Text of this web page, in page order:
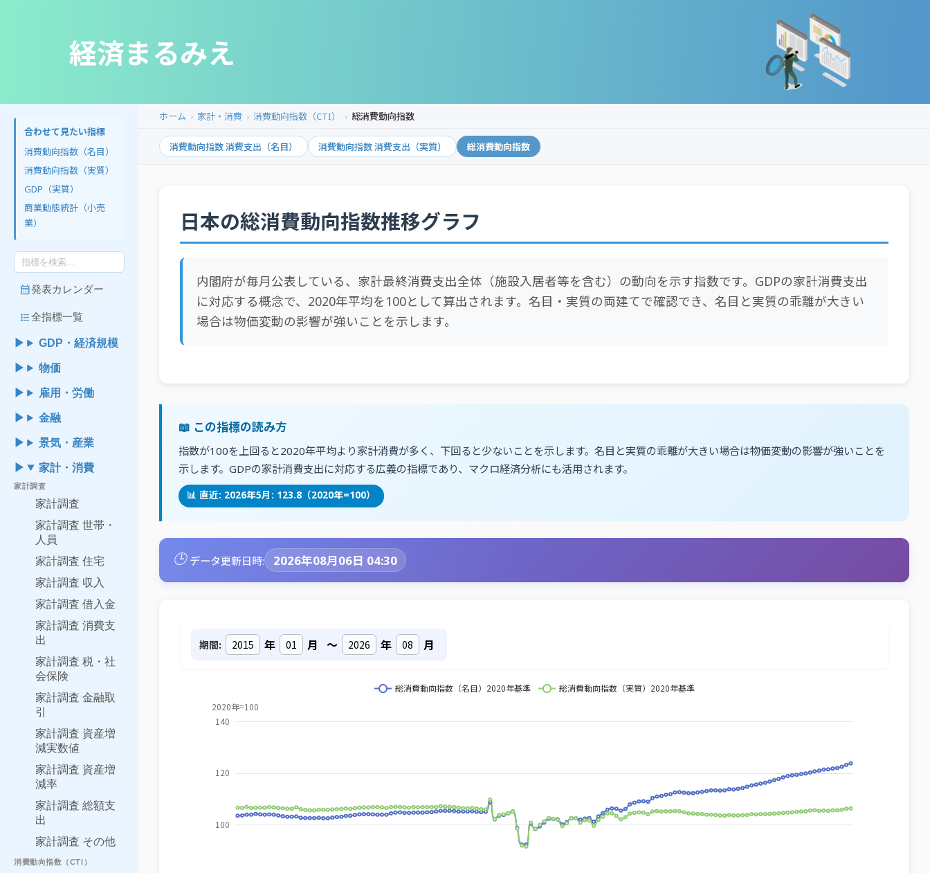
経済まるみえ
合わせて見たい指標
消費動向指数（名目）
消費動向指数（実質）
GDP（実質）
商業動態統計（小売
業）
calendar_month発表カレンダー
format_list_bulleted全指標一覧
GDP・経済規模
物価
雇用・労働
金融
景気・産業
家計・消費
家計調査
家計調査
家計調査 世帯・
人員
家計調査 住宅
家計調査 収入
家計調査 借入金
家計調査 消費支
出
家計調査 税・社
会保険
家計調査 金融取
引
家計調査 資産増
減実数値
家計調査 資産増
減率
家計調査 総額支
出
家計調査 その他
消費動向指数（CTI）
ホーム 家計・消費 消費動向指数（CTI） 総消費動向指数
消費動向指数 消費支出（名目） 消費動向指数 消費支出（実質） 総消費動向指数
日本の総消費動向指数推移グラフ
内閣府が毎月公表している、家計最終消費支出全体（施設入居者等を含む）の動向を示す指数です。GDPの家計消費支出
に対応する概念で、2020年平均を100として算出されます。名目・実質の両建てで確認でき、名目と実質の乖離が大きい
場合は物価変動の影響が強いことを示します。
📖 この指標の読み方
指数が100を上回ると2020年平均より家計消費が多く、下回ると少ないことを示します。名目と実質の乖離が大きい場合は物価変動の影響が強いことを
示します。GDPの家計消費支出に対応する広義の指標であり、マクロ経済分析にも活用されます。
📊 直近: 2026年5月: 123.8（2020年=100）
🕒 データ更新日時: 2026年08月06日 04:30
期間: 年 月 ～ 年 月